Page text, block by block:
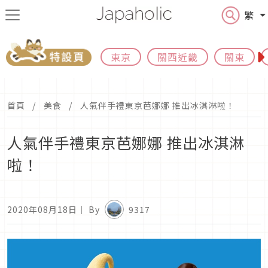
繁
東京 關西近畿 關東
首頁 美食 人氣伴手禮東京芭娜娜 推出冰淇淋啦！
人氣伴手禮東京芭娜娜 推出冰淇淋
啦！
2020年08月18日 ｜ By 9317